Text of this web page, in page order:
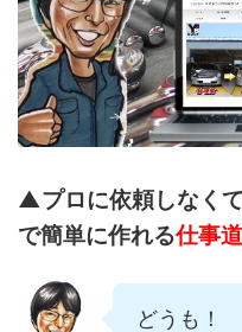
▲プロに依頼しなく
で簡単に作れる仕事
どうも！